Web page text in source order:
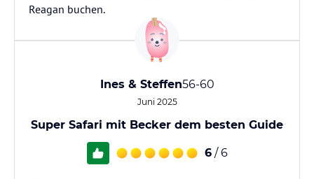
Reagan buchen.
Ines & Steffen56-60
Juni 2025
Super Safari mit Becker dem besten Guide
6 / 6